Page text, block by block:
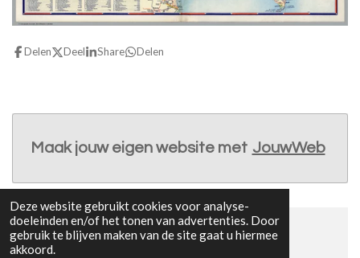
Deze website gebruikt cookies voor analyse-
doeleinden en/of het tonen van advertenties. Door
gebruik te blijven maken van de site gaat u hiermee
akkoord.
Delen Deel Share Delen
Maak jouw eigen website met JouwWeb
© 2016 Noord-Amerika
Powered by